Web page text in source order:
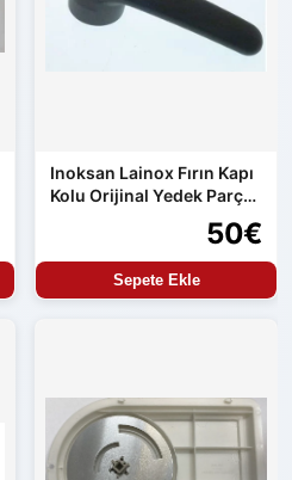
Inoksan Lainox Fırın Kapı
Kolu Orijinal Yedek Parça
50€
Sepete Ekle